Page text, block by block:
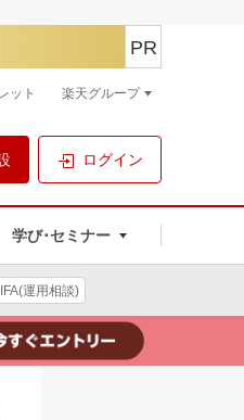
ログイン
学び･セミナー
PR
ット 楽天グループ
IFA(運用相談)